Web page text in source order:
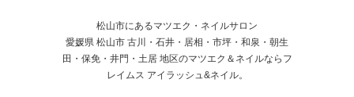
松山市にあるマツエク・ネイルサロン
愛媛県 松山市 古川・石井・居相・市坪・和泉・朝生
田・保免・井門・土居 地区のマツエク＆ネイルならフ
レイムス アイラッシュ&ネイル。